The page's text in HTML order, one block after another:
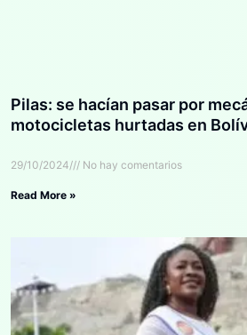
Pilas: se hacían pasar por
motocicletas hurtadas en
29/10/2024 No hay comentarios
Read More »